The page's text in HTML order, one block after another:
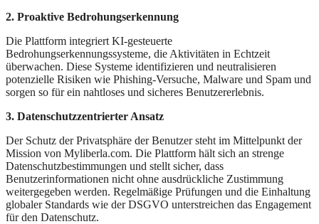
2. Proaktive Bedrohungserkennung
Die Plattform integriert KI-gesteuerte
Bedrohungserkennungssysteme, die Aktivitäten in Echtzeit
überwachen. Diese Systeme identifizieren und neutralisieren
potenzielle Risiken wie Phishing-Versuche, Malware und Spam und
sorgen so für ein nahtloses und sicheres Benutzererlebnis.
3. Datenschutzzentrierter Ansatz
Der Schutz der Privatsphäre der Benutzer steht im Mittelpunkt der
Mission von Myliberla.com. Die Plattform hält sich an strenge
Datenschutzbestimmungen und stellt sicher, dass
Benutzerinformationen nicht ohne ausdrückliche Zustimmung
weitergegeben werden. Regelmäßige Prüfungen und die Einhaltung
globaler Standards wie der DSGVO unterstreichen das Engagement
für den Datenschutz.